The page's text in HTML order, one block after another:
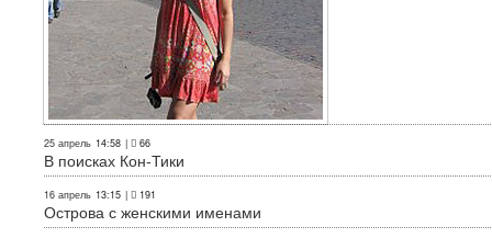
25 апрель 14:58 | 66
В поисках Кон-Тики
16 апрель 13:15 | 191
Острова с женскими именами